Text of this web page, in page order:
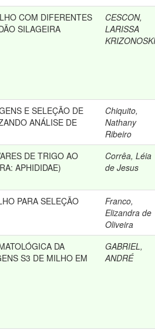
COM DIFERENTES
SILAGEIRA
CESCON,
LARISSA
KRIZONOSKI
E SELEÇÃO DE
ANÁLISE DE
Chiquito,
Nathany
Ribeiro
DE TRIGO AO
APHIDIDAE)
Corrêa, Léia
de Jesus
PARA SELEÇÃO
Franco,
Elizandra de
Oliveira
DA
S3 DE MILHO EM
GABRIEL,
ANDRÉ